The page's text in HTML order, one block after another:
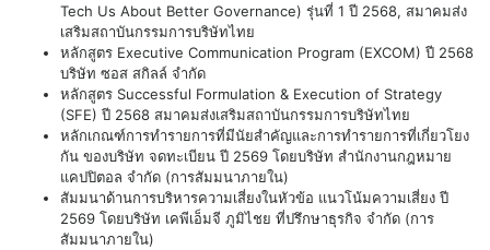
Tech Us About Better Governance) รุ่นที่ 1 ปี 2568, สมาคมส่ง
เสริมสถาบันกรรมการบริษัทไทย
หลักสูตร Executive Communication Program (EXCOM) ปี 2568
บริษัท ซอส สกิลล์ จำกัด
หลักสูตร Successful Formulation & Execution of Strategy
(SFE) ปี 2568 สมาคมส่งเสริมสถาบันกรรมการบริษัทไทย
หลักเกณฑ์การทำรายการที่มีนัยสำคัญและการทำรายการที่เกี่ยวโยง
กัน ของบริษัท จดทะเบียน ปี 2569 โดยบริษัท สำนักงานกฎหมาย
แคปปิตอล จำกัด (การสัมมนาภายใน)
สัมมนาด้านการบริหารความเสี่ยงในหัวข้อ แนวโน้มความเสี่ยง ปี
2569 โดยบริษัท เคพีเอ็มจี ภูมิไชย ที่ปรึกษาธุรกิจ จำกัด (การ
สัมมนาภายใน)